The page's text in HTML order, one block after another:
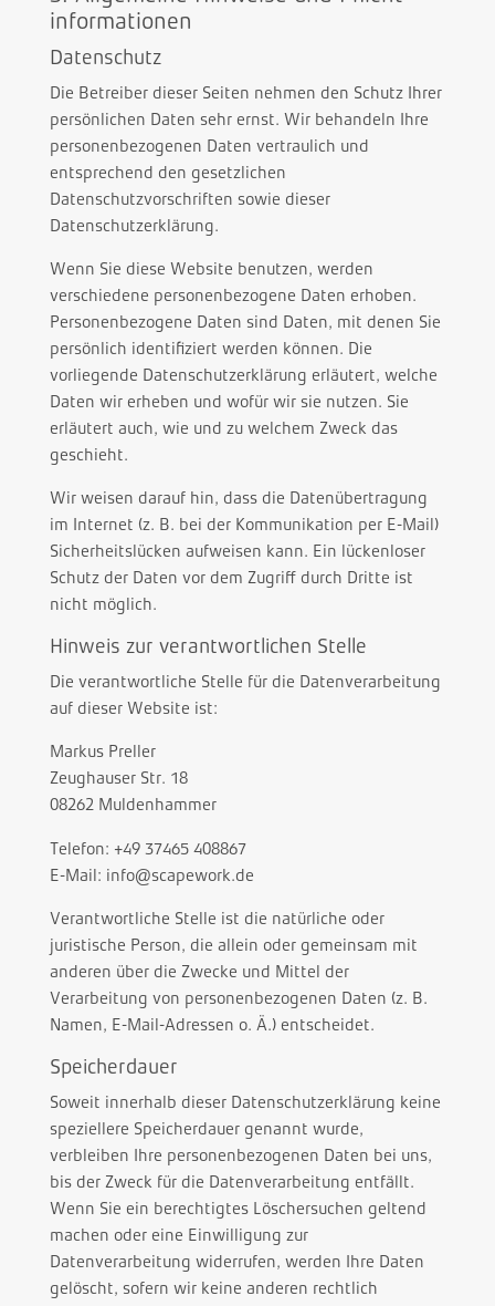
informationen
Datenschutz
Die Betreiber dieser Seiten nehmen den Schutz Ihrer
persönlichen Daten sehr ernst. Wir behandeln Ihre
personenbezogenen Daten vertraulich und
entsprechend den gesetzlichen
Datenschutzvorschriften sowie dieser
Datenschutzerklärung.
Wenn Sie diese Website benutzen, werden
verschiedene personenbezogene Daten erhoben.
Personenbezogene Daten sind Daten, mit denen Sie
persönlich identifiziert werden können. Die
vorliegende Datenschutzerklärung erläutert, welche
Daten wir erheben und wofür wir sie nutzen. Sie
erläutert auch, wie und zu welchem Zweck das
geschieht.
Wir weisen darauf hin, dass die Datenübertragung
im Internet (z. B. bei der Kommunikation per E-Mail)
Sicherheitslücken aufweisen kann. Ein lückenloser
Schutz der Daten vor dem Zugriff durch Dritte ist
nicht möglich.
Hinweis zur verantwortlichen Stelle
Die verantwortliche Stelle für die Datenverarbeitung
auf dieser Website ist:
Markus Preller
Zeughauser Str. 18
08262 Muldenhammer
Telefon: +49 37465 408867
E-Mail: info@scapework.de
Verantwortliche Stelle ist die natürliche oder
juristische Person, die allein oder gemeinsam mit
anderen über die Zwecke und Mittel der
Verarbeitung von personenbezogenen Daten (z. B.
Namen, E-Mail-Adressen o. Ä.) entscheidet.
Speicherdauer
Soweit innerhalb dieser Datenschutzerklärung keine
speziellere Speicherdauer genannt wurde,
verbleiben Ihre personenbezogenen Daten bei uns,
bis der Zweck für die Datenverarbeitung entfällt.
Wenn Sie ein berechtigtes Löschersuchen geltend
machen oder eine Einwilligung zur
Datenverarbeitung widerrufen, werden Ihre Daten
gelöscht, sofern wir keine anderen rechtlich